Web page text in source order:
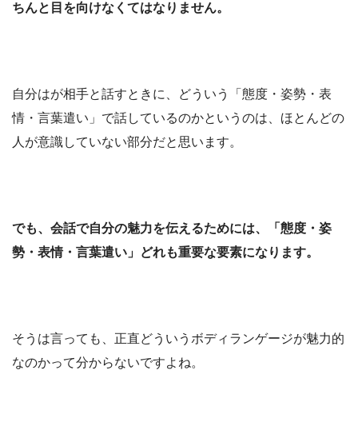
ちんと目を向けなくてはなりません。
自分はが相手と話すときに、どういう「態度・姿勢・表
情・言葉遣い」で話しているのかというのは、ほとんどの
人が意識していない部分だと思います。
でも、会話で自分の魅力を伝えるためには、「態度・姿
勢・表情・言葉遣い」どれも重要な要素になります。
そうは言っても、正直どういうボディランゲージが魅力的
なのかって分からないですよね。